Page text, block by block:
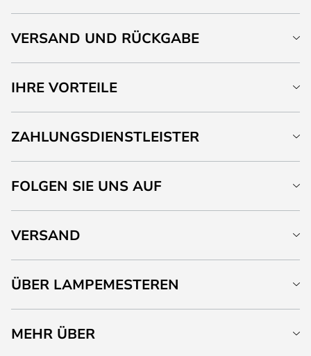
VERSAND UND RÜCKGABE
IHRE VORTEILE
ZAHLUNGSDIENSTLEISTER
FOLGEN SIE UNS AUF
VERSAND
ÜBER LAMPEMESTEREN
MEHR ÜBER